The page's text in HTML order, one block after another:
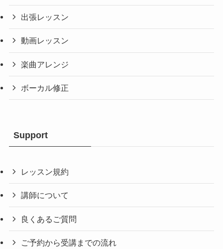
出張レッスン
動画レッスン
楽曲アレンジ
ボーカル修正
Support
レッスン規約
講師について
良くあるご質問
ご予約から受講までの流れ